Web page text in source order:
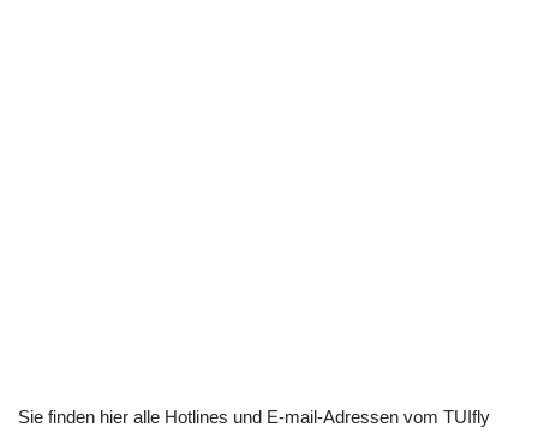
Sie finden hier alle Hotlines und E-mail-Adressen vom TUIfly